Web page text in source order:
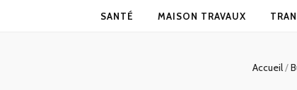
SANTÉ MAISON TRAVAUX
Accueil/